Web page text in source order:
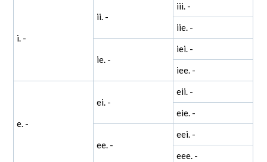
i. -
ii. -
iii. -
iie. -
ie. -
iei. -
iee. -
e. -
ei. -
eii. -
eie. -
ee. -
eei. -
eee. -